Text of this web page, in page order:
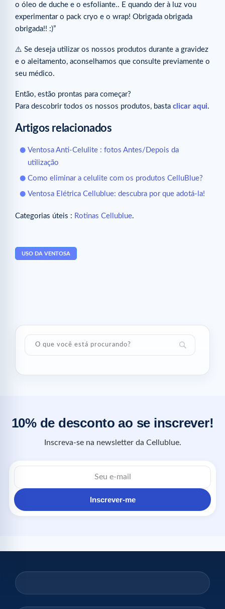
o óleo de duche e o esfoliante.. E quando der à luz vou
experimentar o pack cryo e o wrap! Obrigada obrigada
obrigada!! :)”⠀
⚠️ Se deseja utilizar os nossos produtos durante a gravidez
e o aleitamento, aconselhamos que consulte previamente o
seu médico.⠀
Então, estão prontas para começar?
Para descobrir todos os nossos produtos, basta clicar aqui.
Artigos relacionados
Ventosa Anti-Celulite : fotos Antes/Depois da
utilização
Como eliminar a celulite com os produtos CelluBlue?
Ventosa Elétrica Cellublue: descubra por que adotá-la!
Categorias úteis : Rotinas Cellublue.
USO DA VENTOSA
10% de desconto ao se inscrever!
Inscreva-se na newsletter da Cellublue.
Inscrever-me